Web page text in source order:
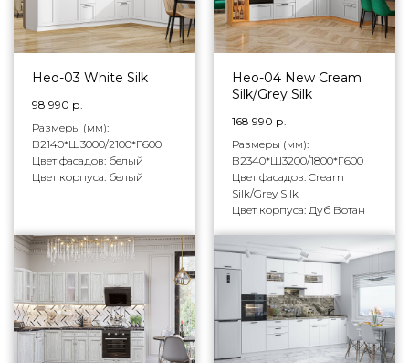
Нео-03 White Silk
98 990 р.
Размеры (мм):
В2140*Ш3000/2100*Г600
Цвет фасадов: белый
Цвет корпуса: белый
Нео-04 New Cream
Silk/Grey Silk
168 990 р.
Размеры (мм):
В2340*Ш3200/1800*Г600
Цвет фасадов: Cream
Silk/Grey Silk
Цвет корпуса: Дуб Вотан